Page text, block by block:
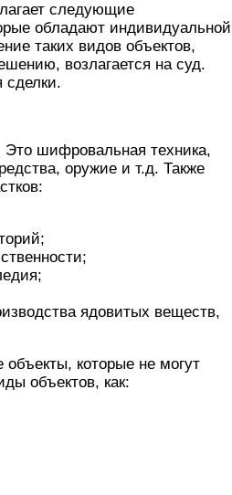
следующие
обладают индивидуальной
таких видов объектов,
возлагается на суд.
сделки.
Это шифровальная техника,
оружие и т.д. Также
ядовитых веществ,
которые не могут
объектов, как: